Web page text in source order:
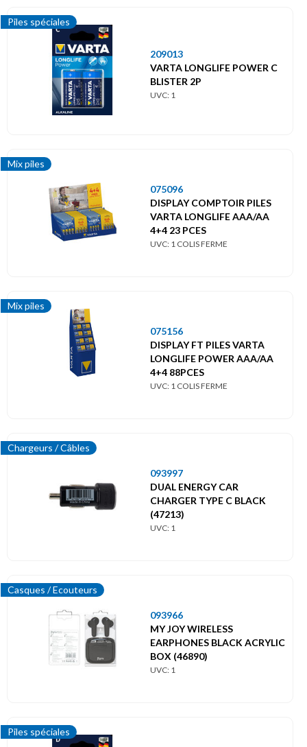
Piles spéciales
209013
VARTA LONGLIFE POWER C
BLISTER 2P
UVC: 1
Mix piles
075096
DISPLAY COMPTOIR PILES
VARTA LONGLIFE AAA/AA
4+4 23 PCES
UVC: 1 COLIS FERME
Mix piles
075156
DISPLAY FT PILES VARTA
LONGLIFE POWER AAA/AA
4+4 88PCES
UVC: 1 COLIS FERME
Chargeurs / Câbles
093997
DUAL ENERGY CAR
CHARGER TYPE C BLACK
(47213)
UVC: 1
Casques / Ecouteurs
093966
MY JOY WIRELESS
EARPHONES BLACK ACRYLIC
BOX (46890)
UVC: 1
Piles spéciales